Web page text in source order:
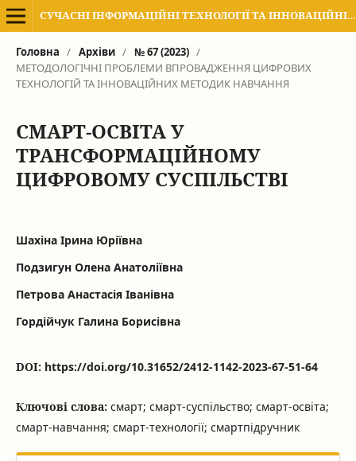
СУЧАСНІ ІНФОРМАЦІЙНІ ТЕХНОЛОГІЇ ТА ІННОВАЦІЙНІ МЕТОДИКИ НАВЧАННЯ В ПІДГОТОВЦІ ФАХІВЦІВ: МЕТОДОЛОГІЯ, ТЕОРІЯ, ДОСВІД, ПРОБЛЕМИ
Головна / Архіви / № 67 (2023) /
МЕТОДОЛОГІЧНІ ПРОБЛЕМИ ВПРОВАДЖЕННЯ ЦИФРОВИХ
ТЕХНОЛОГІЙ ТА ІННОВАЦІЙНИХ МЕТОДИК НАВЧАННЯ
СМАРТ-ОСВІТА У
ТРАНСФОРМАЦІЙНОМУ
ЦИФРОВОМУ СУСПІЛЬСТВІ
Шахіна Ірина Юріївна
Подзигун Олена Анатоліївна
Петрова Анастасія Іванівна
Гордійчук Галина Борисівна
DOI: https://doi.org/10.31652/2412-1142-2023-67-51-64
Ключові слова: смарт; смарт-суспільство; смарт-освіта;
смарт-навчання; смарт-технології; смартпідручник